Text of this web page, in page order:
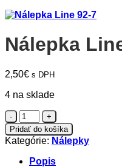
Nálepka
2,50€ s DPH
4 na sklade
množstvo
Nálepka
Line
92-
7
Pridať do košíka
Kategórie: Nálepky
Popis